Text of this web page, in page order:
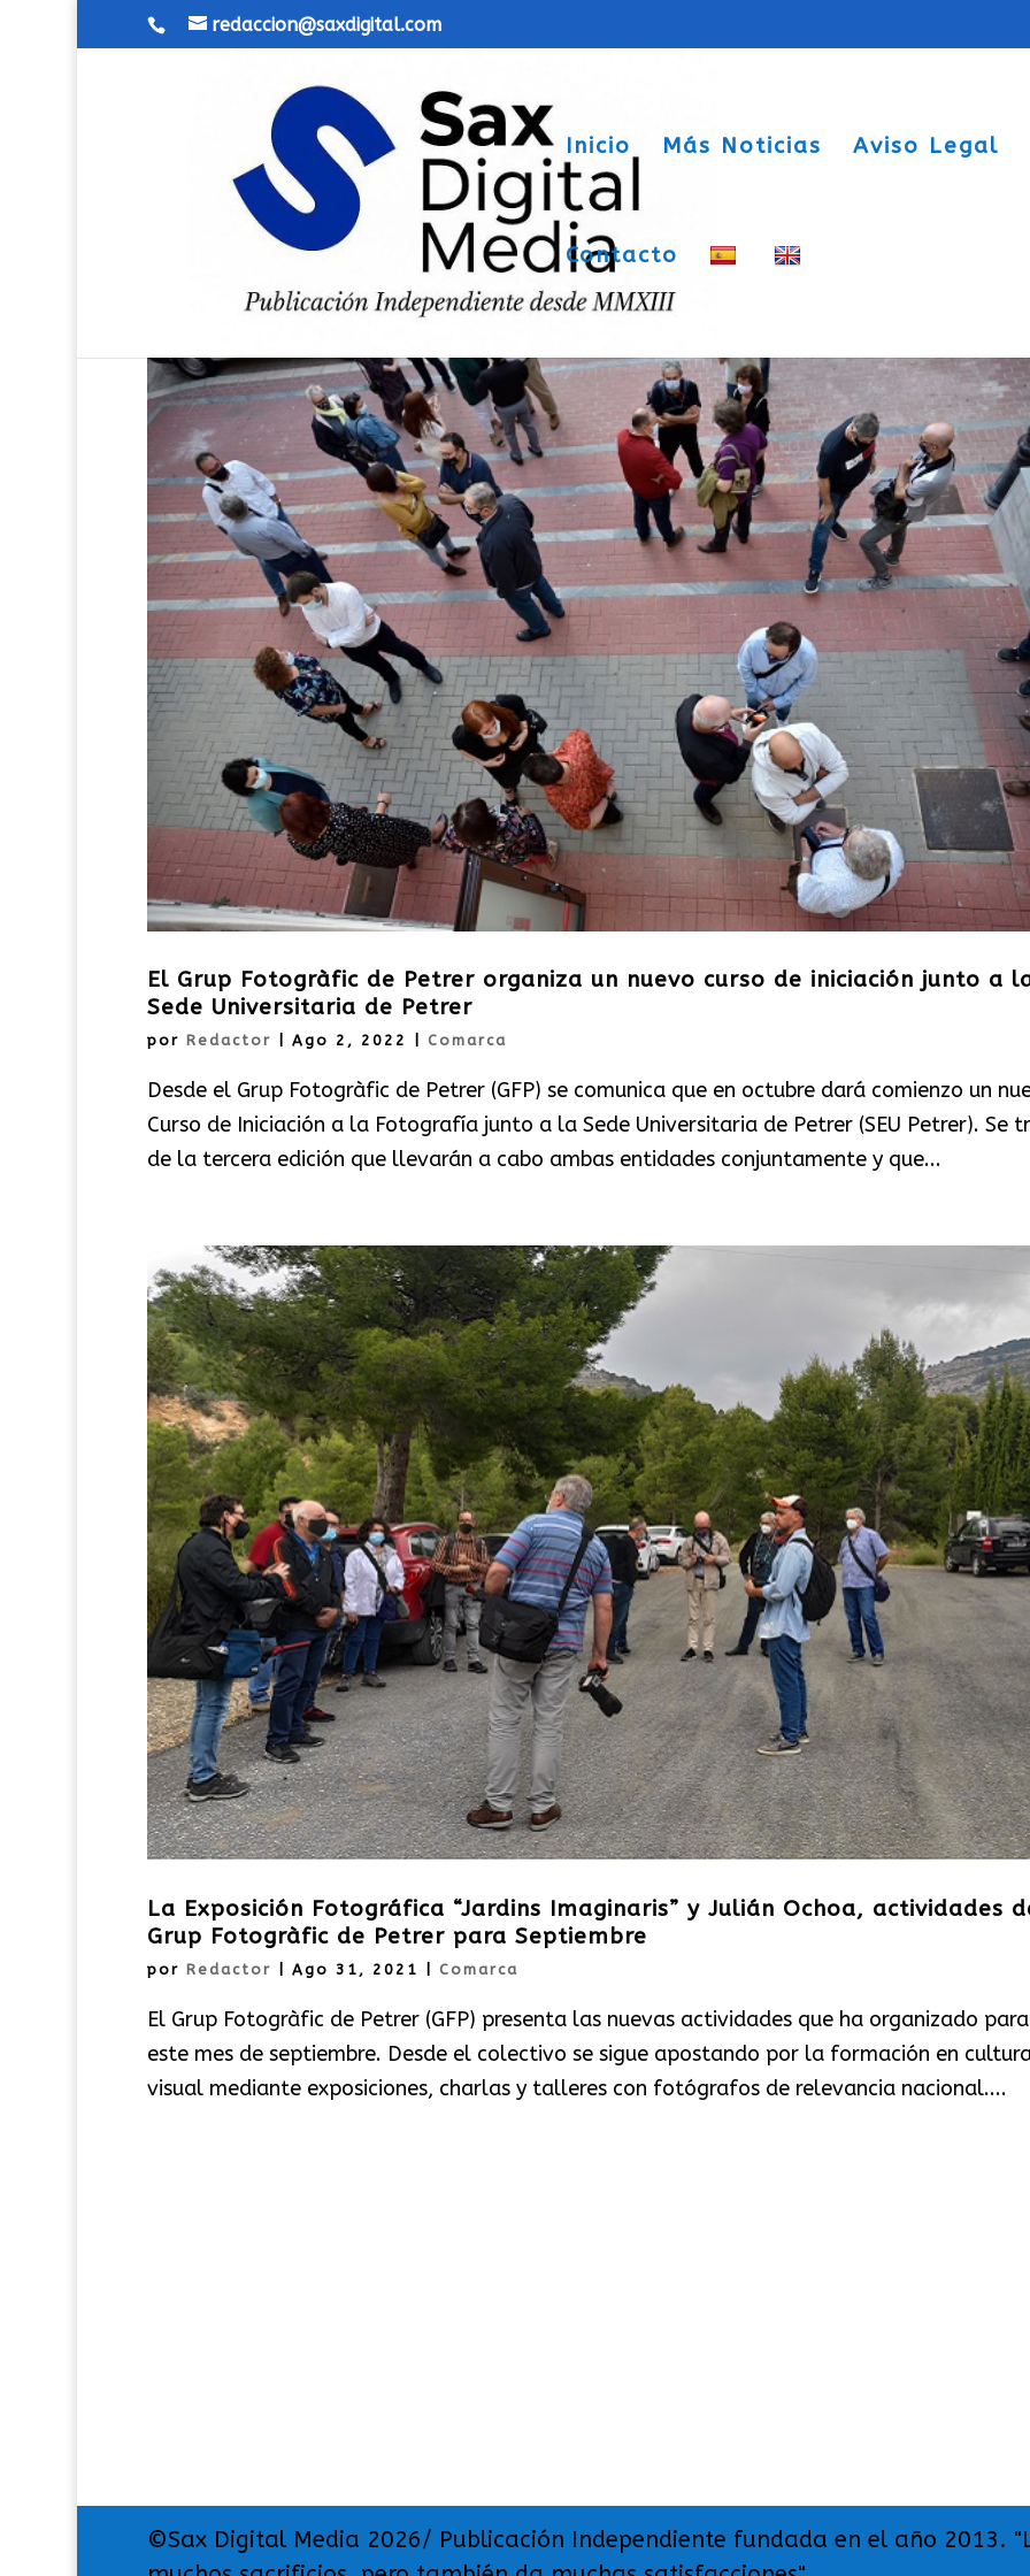
redaccion@saxdigital.com
Inicio Más Noticias Aviso Legal
Contacto
El Grup Fotogràfic de Petrer organiza un nuevo curso de iniciación junto a
Sede Universitaria de Petrer
por Redactor Ago 2, 2022 Comarca
Desde el Grup Fotogràfic de Petrer (GFP) se comunica que en octubre dará comienzo un
Curso de Iniciación a la Fotografía junto a la Sede Universitaria de Petrer (SEU Petrer). Se
de la tercera edición que llevarán a cabo ambas entidades conjuntamente y que...
La Exposición Fotográfica “Jardins Imaginaris” y Julián Ochoa, actividades
Grup Fotogràfic de Petrer para Septiembre
por Redactor Ago 31, 2021 Comarca
El Grup Fotogràfic de Petrer (GFP) presenta las nuevas actividades que ha organizado para
este mes de septiembre. Desde el colectivo se sigue apostando por la formación en
visual mediante exposiciones, charlas y talleres con fotógrafos de relevancia nacional....
©Sax Digital Media 2026/ Publicación Independiente fundada en el año 2013.